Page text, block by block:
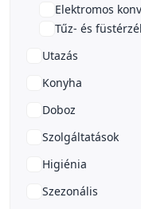
Elektromos
Tűz- és
Utazás
Konyha
Doboz
Szolgáltatások
Higiénia
Szezonális